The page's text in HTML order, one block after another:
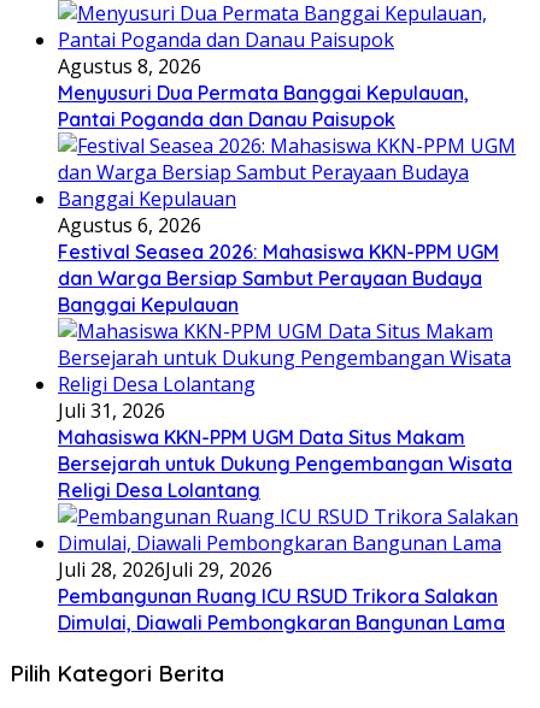
Agustus 8, 2026
Menyusuri Dua Permata Banggai Kepulauan,
Pantai Poganda dan Danau Paisupok
Agustus 6, 2026
Festival Seasea 2026: Mahasiswa KKN-PPM UGM
dan Warga Bersiap Sambut Perayaan Budaya
Banggai Kepulauan
Juli 31, 2026
Mahasiswa KKN-PPM UGM Data Situs Makam
Bersejarah untuk Dukung Pengembangan Wisata
Religi Desa Lolantang
Juli 28, 2026Juli 29, 2026
Pembangunan Ruang ICU RSUD Trikora Salakan
Dimulai, Diawali Pembongkaran Bangunan Lama
Pilih Kategori Berita